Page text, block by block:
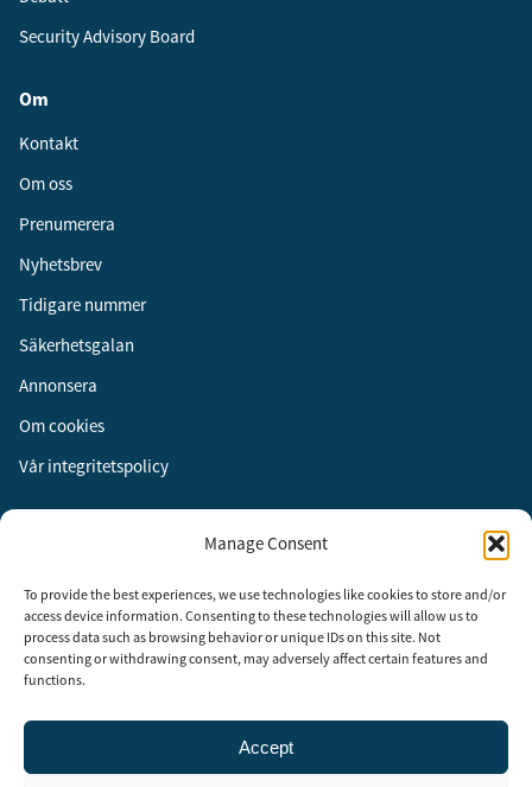
Manage Consent
To provide the best experiences, we use technologies like cookies to store and/or
access device information. Consenting to these technologies will allow us to
process data such as browsing behavior or unique IDs on this site. Not
consenting or withdrawing consent, may adversely affect certain features and
functions.
Accept
Security Advisory Board
Om
Kontakt
Om oss
Prenumerera
Nyhetsbrev
Tidigare nummer
Säkerhetsgalan
Annonsera
Om cookies
Vår integritetspolicy
Instagram
LinkedIn